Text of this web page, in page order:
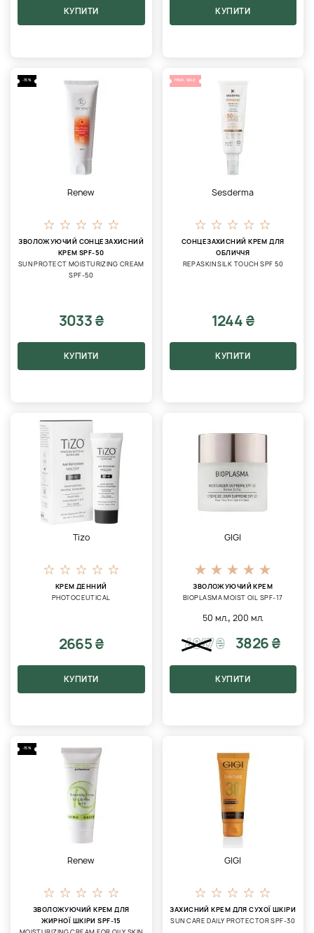
КУПИТИ КУПИТИ
-15%
Renew
ЗВОЛОЖУЮЧИЙ СОНЦЕЗАХИСНИЙ
КРЕМ SPF-50
SUN PROTECT MOISTURIZING CREAM
SPF-50
3033 ₴
КУПИТИ
FINAL SALE
Sesderma
СОНЦЕЗАХИСНИЙ КРЕМ ДЛЯ
ОБЛИЧЧЯ
REPASKIN SILK TOUCH SPF 50
1244 ₴
КУПИТИ
Tizo
КРЕМ ДЕННИЙ
PHOTOCEUTICAL
2665 ₴
КУПИТИ
GIGI
ЗВОЛОЖУЮЧИЙ КРЕМ
BIOPLASMA MOIST OIL SPF-17
50 мл., 200 мл.
4847₴ 3826 ₴
КУПИТИ
-15%
Renew
ЗВОЛОЖУЮЧИЙ КРЕМ ДЛЯ
ЖИРНОЇ ШКІРИ SPF-15
GIGI
ЗАХИСНИЙ КРЕМ ДЛЯ СУХОЇ ШКІРИ
SUN CARE DAILY PROTECTOR SPF-30